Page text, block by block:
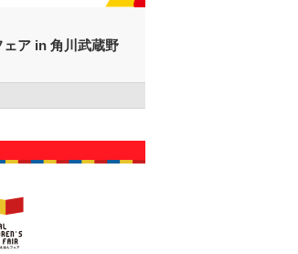
ア in 角川武蔵野